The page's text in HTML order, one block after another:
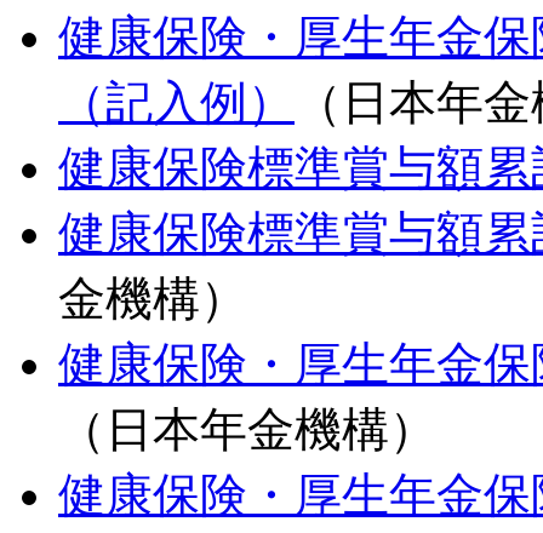
健康保険・厚生年金
（記入例）
（日本年
健康保険標準賞与額
健康保険標準賞与額
金機構）
健康保険・厚生年金
（日本年金機構）
健康保険・厚生年金